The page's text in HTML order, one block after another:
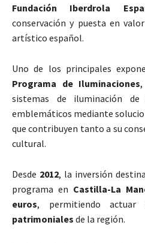
Fundación Iberdrola
conservación y puesta en
artístico español.
Uno de los principales
Programa de Iluminaciones
sistemas de iluminación
emblemáticos mediante
que contribuyen tanto a su
cultural.
Desde 2012, la inversión
programa en Castilla-La
euros, permitiendo actuar
patrimoniales de la región.